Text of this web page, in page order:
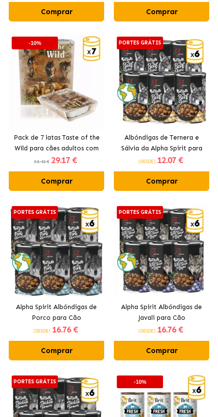
Comprar Comprar
-10%
Pack de 7 latas Taste of the
Wild para cães adultos com
cordeiro e frango
32.42 € 29.17 €
Comprar
PORTES GRÁTIS
Albóndigas de Ternera e
Sálvia da Alpha Spirit para
Cães
(DESDE) 12.07 €
Comprar
PORTES GRÁTIS
Alpha Spirit Albóndigas de
Porco para Cão
(DESDE) 16.76 €
Comprar
PORTES GRÁTIS
Alpha Spirit Albóndigas de
Javali para Cão
(DESDE) 16.76 €
Comprar
PORTES GRÁTIS -10%